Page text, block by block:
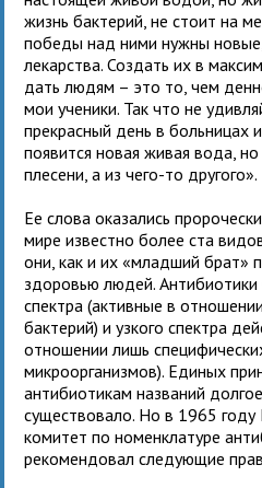
жизнь бактерий, не стоит на
победы над ними нужны
лекарства. Создать их в
дать людям – это то, чем
мои ученики. Так что не
прекрасный день в больницах
появится новая живая вода,
плесени, а из чего-то другого».
Ее слова оказались
мире известно более ста
они, как и их «младший брат»
здоровью людей.
спектра (активные в
бактерий) и узкого спектра
отношении лишь
микроорганизмов). Единых
антибиотикам названий
существовало. Но в 1965
комитет по номенклатуре
рекомендовал следующие